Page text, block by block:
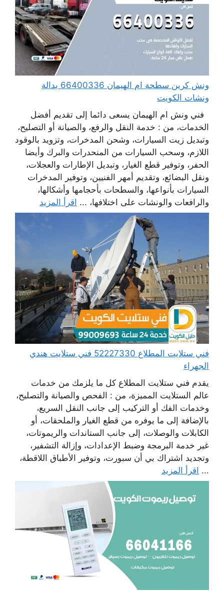
ونش كرين سطحة ام الهيمان 66400336 بدالة
ونشات الكويت
فني ونش ام الهيمان يسعى دائما إلى تقديم أفضل
الخدمات، من : خدمة النقل والرفع، والصيانة أو التصليح،
وتبديل زيت السيارات، وشحن المدخرات، وتزويد بالوقود
اللازم، وسحب السيارات من المنحدرات والبرك وأيضا
الحفر، وتوفير قطع الغيار، وتبديل الإطارات والعجلات،
ونقل البضائع، وتقديم أمهر الفنيين، وتوفير المدخرات
السيارات بأنواعها، والسطحات بأحجامها وأشكالها،
والرافعات والونشات على اختلافها، ... اقرأ المزيد
فني ستلايت المطلاع 52227330 فني ستلايت هندي
الجهراء
يقدم فني ستلايت المطلاع كل ما يلزمك من خدمات
عالم الستلايت المميزة، من : الفحص والصيانة والتصليح،
وخدمات الفك أو التركيب إلى جانب النقل السريع،
بالإضافة إلى ما يوفره من قطع الغيار والملحقات، أو
الكابلات والوصلات، إلى جانب الستاندات والريموتات،
غير خدمة البرمجة وضبط الإعدادات، وإزالة التشفير،
وتجديد اشتراك بي أن سبورت، وتوفير الأطباق اللاقطة،
... اقرأ المزيد